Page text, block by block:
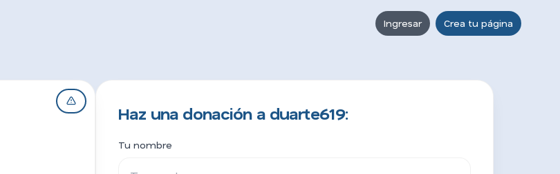
Ingresar Crea tu página
Haz una donación a duarte619:
Tu nombre